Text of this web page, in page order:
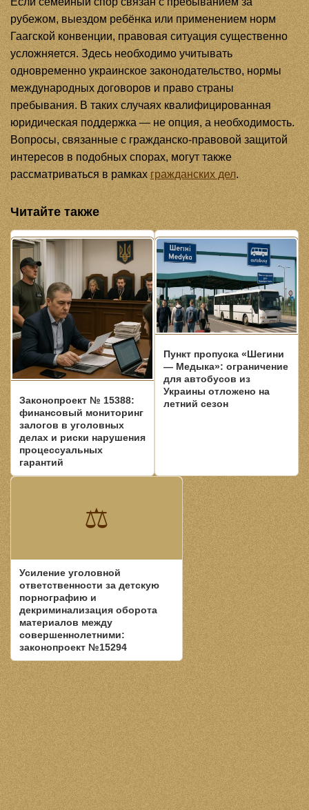
рубежом, выездом ребёнка или применением норм
Гаагской конвенции, правовая ситуация существенно
усложняется. Здесь необходимо учитывать
одновременно украинское законодательство, нормы
международных договоров и право страны
пребывания. В таких случаях квалифицированная
юридическая поддержка — не опция, а необходимость.
Вопросы, связанные с гражданско-правовой защитой
интересов в подобных спорах, могут также
рассматриваться в рамкахгражданских дел.
Читайте также
Законопроект № 15388:
финансовый мониторинг
залогов в уголовных
делах и риски нарушения
процессуальных
гарантий
Пункт пропуска «Шегини
— Медыка»: ограничение
для автобусов из
Украины отложено на
летний сезон
⚖
Усиление уголовной
ответственности за детскую
порнографию и
декриминализация оборота
материалов между
совершеннолетними:
законопроект №15294